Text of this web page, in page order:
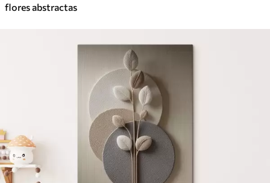
flores abstractas